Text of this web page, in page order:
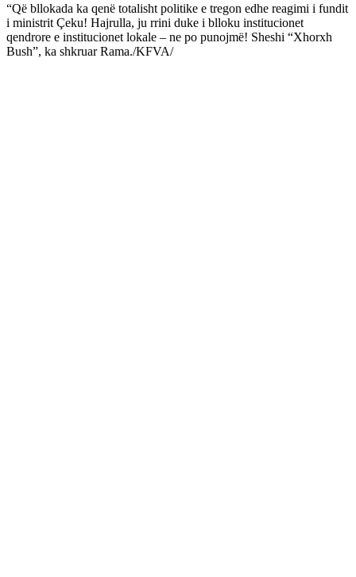
“Që bllokada ka qenë totalisht politike e tregon edhe reagimi i fundit
i ministrit Çeku! Hajrulla, ju rrini duke i blloku institucionet
qendrore e institucionet lokale – ne po punojmë! Sheshi “Xhorxh
Bush”, ka shkruar Rama./KFVA/